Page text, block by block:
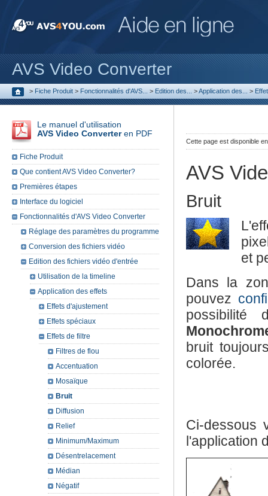
AVS Video Converter
> Fiche Produit > Fonctionnalités d'AVS... > Edition des... >Application des... >
Cette page est disponible
AVS
Bruit
et
Dans la
pouvez
bruit
colorée.
Ci-dessous
l'application
Le manuel d'utilisation
AVS Video Converteren PDF
Fiche Produit
Que contient AVS Video Converter?
Premières étapes
Interface du logiciel
Fonctionnalités d'AVS Video Converter
Réglage des paramètres du programme
Conversion des fichiers vidéo
Edition des fichiers vidéo d'entrée
Utilisation de la timeline
Application des effets
Effets d'ajustement
Effets spéciaux
Effets de filtre
Filtres de flou
Accentuation
Mosaïque
Bruit
Diffusion
Relief
Minimum/Maximum
Désentrelacement
Médian
Négatif